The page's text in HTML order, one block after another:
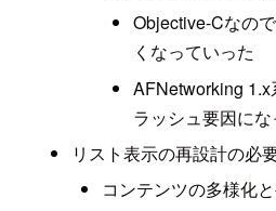
Objective-Cなの
くなっていった
AFNetworking
ラッシュ要因に
リスト表示の再設計の必
コンテンツの多様化